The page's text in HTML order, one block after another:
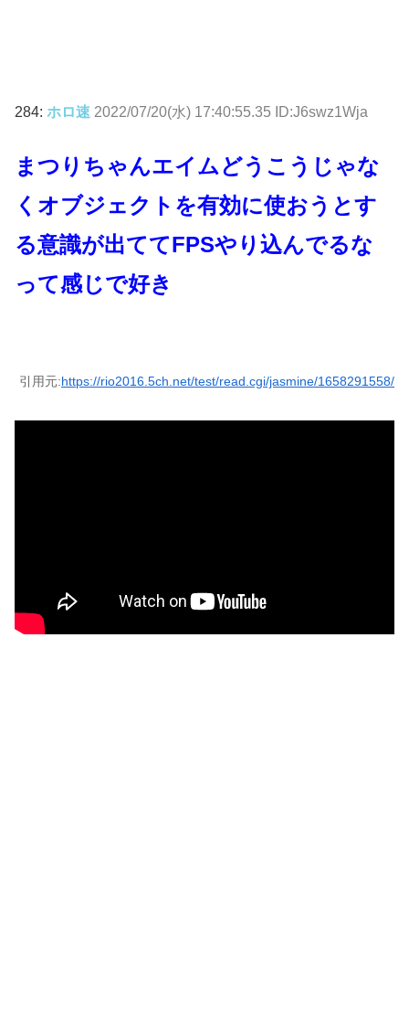
284: ホロ速 2022/07/20(水) 17:40:55.35 ID:J6swz1Wja
まつりちゃんエイムどうこうじゃな
くオブジェクトを有効に使おうとす
る意識が出ててFPSやり込んでるな
って感じで好き
引用元:https://rio2016.5ch.net/test/read.cgi/jasmine/1658291558/